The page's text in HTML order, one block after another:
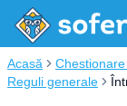
Acasă Chestionare
Reguli generale